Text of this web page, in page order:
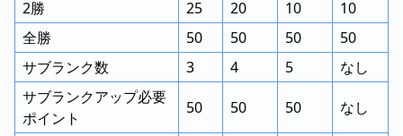
2勝
25 20 10
10
全勝
50 50 50
50
サブランク数
3 4 5
なし
サブランクアップ必要
ポイント
50 50 50 なし